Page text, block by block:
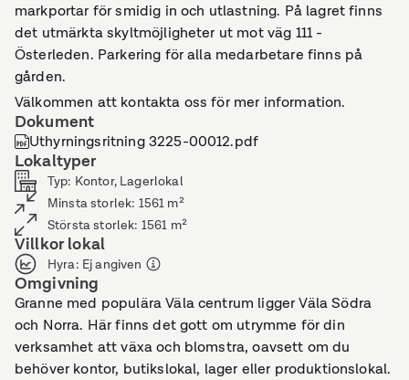
markportar för smidig in och utlastning. På lagret finns
det utmärkta skyltmöjligheter ut mot väg 111 -
Österleden. Parkering för alla medarbetare finns på
gården.
Välkommen att kontakta oss för mer information.
Dokument
Uthyrningsritning 3225-00012.pdf
Lokaltyper
Typ: Kontor, Lagerlokal
Minsta storlek: 1561 m²
Största storlek: 1561 m²
Villkor lokal
Hyra: Ej angiven
Omgivning
Granne med populära Väla centrum ligger Väla Södra
och Norra. Här finns det gott om utrymme för din
verksamhet att växa och blomstra, oavsett om du
behöver kontor, butikslokal, lager eller produktionslokal.